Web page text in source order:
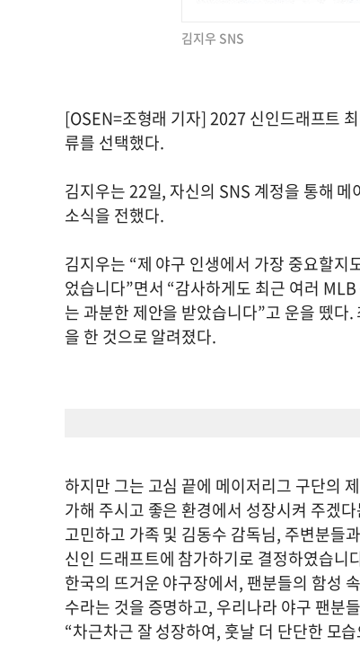
김지우 SNS
[OSEN=조형래 기자] 2027 신인드래프트
류를 선택했다.
김지우는 22일, 자신의 SNS 계정을 통해
소식을 전했다.
김지우는 “제 야구 인생에서 가장 중요할지
었습니다”면서 “감사하게도 최근 여러
는 과분한 제안을 받았습니다”고 운을 뗐
을 한 것으로 알려졌다.
하지만 그는 고심 끝에 메이저리그 구단의
가해 주시고 좋은 환경에서 성장시켜 주겠
고민하고 가족 및 김동수 감독님, 주변분들
신인 드래프트에 참가하기로 결정하였습니
한국의 뜨거운 야구장에서, 팬분들의 함성
수라는 것을 증명하고, 우리나라 야구 팬분
“차근차근 잘 성장하여, 훗날 더 단단한 모